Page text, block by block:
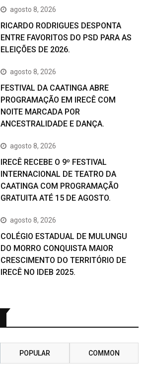
agosto 8, 2026
RICARDO RODRIGUES DESPONTA
ENTRE FAVORITOS DO PSD PARA AS
ELEIÇÕES DE 2026.
agosto 8, 2026
FESTIVAL DA CAATINGA ABRE
PROGRAMAÇÃO EM IRECÊ COM
NOITE MARCADA POR
ANCESTRALIDADE E DANÇA.
agosto 8, 2026
IRECÊ RECEBE O 9º FESTIVAL
INTERNACIONAL DE TEATRO DA
CAATINGA COM PROGRAMAÇÃO
GRATUITA ATÉ 15 DE AGOSTO.
agosto 8, 2026
COLÉGIO ESTADUAL DE MULUNGU
DO MORRO CONQUISTA MAIOR
CRESCIMENTO DO TERRITÓRIO DE
IRECÊ NO IDEB 2025.
POPULAR COMMON